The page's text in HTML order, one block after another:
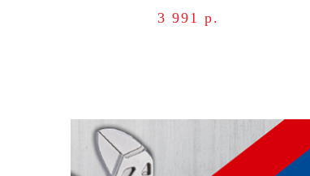
3 991 р.